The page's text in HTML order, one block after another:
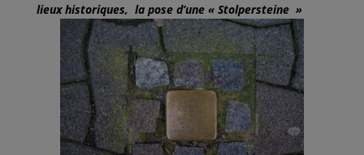
lieux historiques, la pose d’une « Stolpersteine »